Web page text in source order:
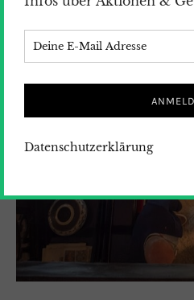
Datenschutzerklärung